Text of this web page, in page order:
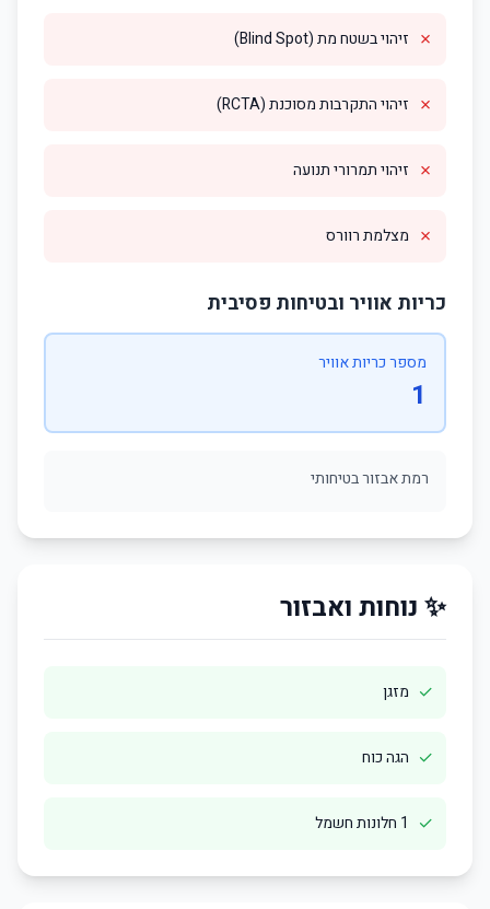
✗ זיהוי בשטח מת (Blind Spot)
✗ זיהוי התקרבות מסוכנת (RCTA)
✗ זיהוי תמרורי תנועה
✗ מצלמת רוורס
כריות אוויר ובטיחות פסיבית
מספר כריות אוויר
1
רמת אבזור בטיחותי
✨ נוחות ואבזור
✓ מזגן
✓ הגה כוח
✓ 1 חלונות חשמל